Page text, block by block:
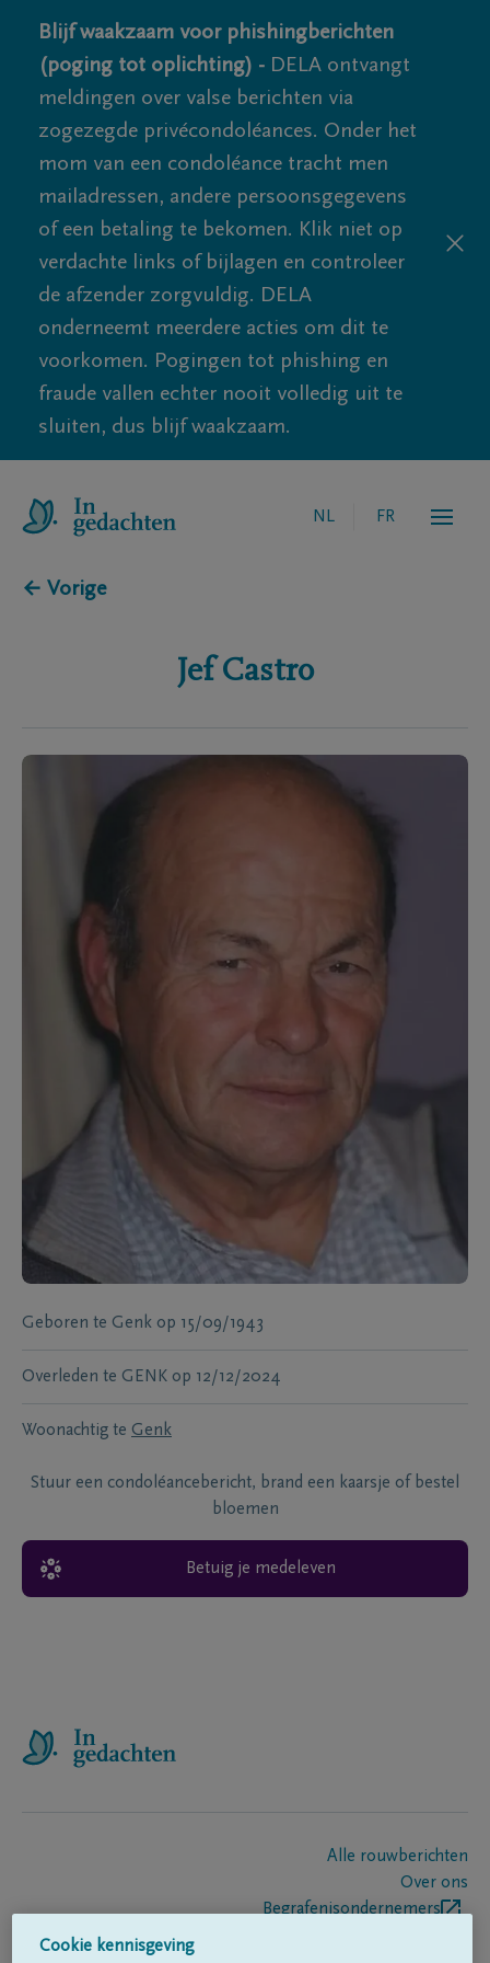
Blijf waakzaam voor phishingberichten
(poging tot oplichting) - DELA ontvangt
meldingen over valse berichten via
zogezegde privécondoléances. Onder het
mom van een condoléance tracht men
mailadressen, andere persoonsgegevens
of een betaling te bekomen. Klik niet op
verdachte links of bijlagen en controleer
de afzender zorgvuldig. DELA
onderneemt meerdere acties om dit te
voorkomen. Pogingen tot phishing en
fraude vallen echter nooit volledig uit te
sluiten, dus blijf waakzaam.
NL FR
← Vorige
Jef Castro
Geboren te Genk op 15/09/1943
Overleden te GENK op 12/12/2024
Woonachtig te Genk
Stuur een condoléancebericht, brand een kaarsje of bestel
bloemen
Betuig je medeleven
Alle rouwberichten
Over ons
Begrafenisondernemers
Cookie kennisgeving